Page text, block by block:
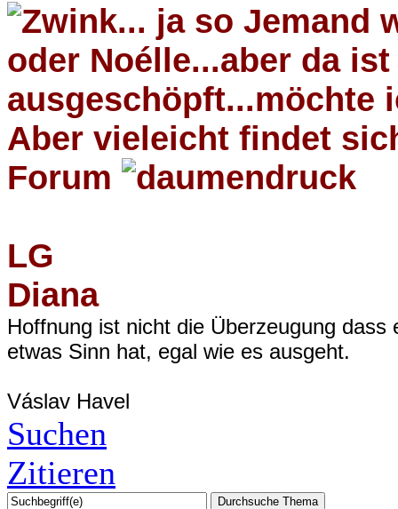
... ja so Jemand
oder Noélle...aber da
ausgeschöpft...möchte
Aber vieleicht findet
Forum
LG
Diana
Hoffnung ist nicht die Überzeugung
etwas Sinn hat, egal wie es ausgeht.
Váslav Havel
Suchen
Zitieren